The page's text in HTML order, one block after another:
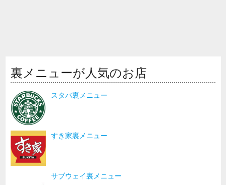
裏メニューが人気のお店
スタバ裏メニュー
すき家裏メニュー
サブウェイ裏メニュー